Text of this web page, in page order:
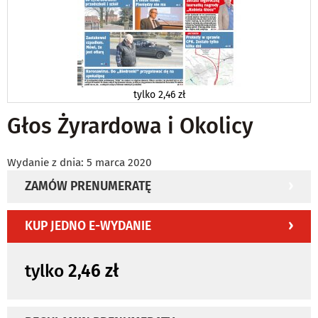
tylko2,46 zł
Głos Żyrardowa i Okolicy
Wydanie z dnia: 5 marca 2020
ZAMÓW PRENUMERATĘ
KUP JEDNO E-WYDANIE
tylko 2,46 zł